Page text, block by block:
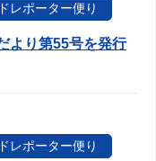
レポーター便り
より第55号を発行
レポーター便り